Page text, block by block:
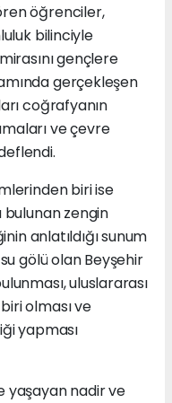
öğrenciler,
bilinciyle
gençlere
gerçekleşen
coğrafyanın
ve çevre
biri ise
bulunan zengin
anlatıldığı sunum
gölü olan Beyşehir
uluslararası
olması ve
yapması
yaşayan nadir ve